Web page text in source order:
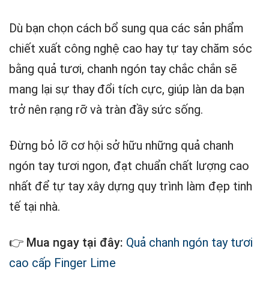
Dù bạn chọn cách bổ sung qua các sản phẩm
chiết xuất công nghệ cao hay tự tay chăm sóc
bằng quả tươi, chanh ngón tay chắc chắn sẽ
mang lại sự thay đổi tích cực, giúp làn da bạn
trở nên rạng rỡ và tràn đầy sức sống.
Đừng bỏ lỡ cơ hội sở hữu những quả chanh
ngón tay tươi ngon, đạt chuẩn chất lượng cao
nhất để tự tay xây dựng quy trình làm đẹp tinh
tế tại nhà.
👉 Mua ngay tại đây: Quả chanh ngón tay tươi
cao cấp Finger Lime